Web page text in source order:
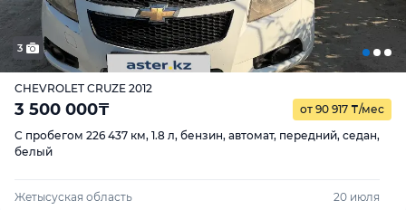
3
CHEVROLET CRUZE 2012
3 500 000₸ от 90 917 ₸/мес
С пробегом 226 437 км, 1.8 л, бензин, автомат, передний, седан,
белый
Жетысуская область 20 июля